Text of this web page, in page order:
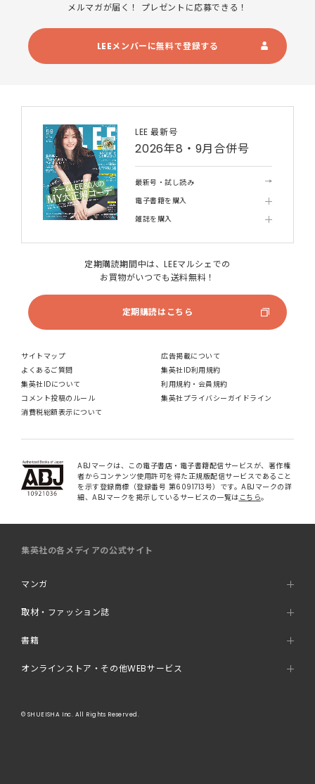
メルマガが届く！ プレゼントに応募できる！
LEEメンバーに無料で登録する
LEE 最新号
2026年8・9月合併号
最新号・試し読み
電子書籍を購入
雑誌を購入
定期購読期間中は、LEEマルシェでの
お買物がいつでも送料無料！
定期購読はこちら
サイトマップ
広告掲載について
よくあるご質問
集英社ID利用規約
集英社IDについて
利用規約・会員規約
コメント投稿のルール
集英社プライバシーガイドライン
消費税総額表示について
ABJマークは、この電子書店・電子書籍配信サービスが、著作権
者からコンテンツ使用許可を得た正規版配信サービスであること
を示す登録商標（登録番号 第6091713号）です。ABJマークの詳
細、ABJマークを掲示しているサービスの一覧は こちら。
集英社の各メディアの公式サイト
マンガ
取材・ファッション誌
書籍
オンラインストア・その他WEBサービス
© SHUEISHA Inc. All Rights Reserved.